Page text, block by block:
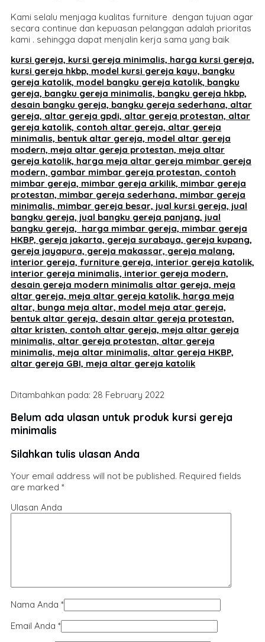
Kami selalu menjaga kualitas furniture dengan tujuan agar
secara continue dan kepuasan pelanggan adalah prioritas
kami . sehingga dapat menjalin kerja sama yang baik
kursi gereja, kursi gereja minimalis, harga kursi gereja,
kursi gereja hkbp, model kursi gereja kayu, bangku
gereja katolik, model bangku gereja katolik, bangku
gereja, bangku gereja minimalis, bangku gereja hkbp,
desain bangku gereja, bangku gereja sederhana, altar
gereja, altar gereja gpdi, altar gereja protestan, altar
gereja katolik, contoh altar gereja, altar gereja
minimalis, bentuk altar gereja, model altar gereja
modern, meja altar gereja protestan, meja altar
gereja katolik, harga meja altar gereja mimbar gereja
modern, gambar mimbar gereja protestan, contoh
mimbar gereja, mimbar gereja arkilik, mimbar gereja
protestan, mimbar gereja sederhana, mimbar gereja
minimalis, mimbar gereja besar, jual kursi gereja, jual
bangku gereja, jual bangku gereja panjang, jual
bangku gereja, harga mimbar gereja, mimbar gereja
HKBP, gereja jakarta, gereja surabaya, gereja kupang,
gereja jayapura, gereja makassar, gereja malang,
interior gereja, furniture gereja, interior gereja katolik,
interior gereja minimalis, interior gereja modern,
desain gereja modern minimalis altar gereja, meja
altar gereja, meja altar gereja katolik, harga meja
altar, bunga meja altar, model meja atar gereja,
bentuk altar gereja, desain altar gereja protestan,
altar kristen, contoh altar gereja, meja altar gereja
minimalis, altar gereja protestan, altar gereja
minimalis, meja altar minimalis, altar gereja HKBP,
altar gereja GBI, meja altar gereja katolik
Ditambahkan pada: 28 February 2022
Belum ada ulasan untuk produk kursi gereja
minimalis
Silahkan tulis ulasan Anda
Your email address will not be published. Required fields
are marked *
Ulasan Anda
Nama Anda *
Email Anda *